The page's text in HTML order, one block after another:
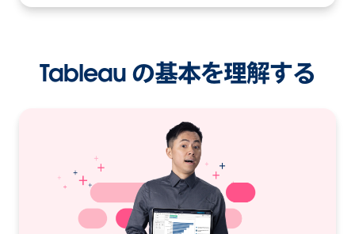
Tableau の基本を理解する